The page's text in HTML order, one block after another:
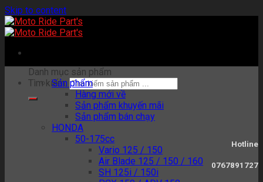
Skip to content
Tìm kiếm:
Hotline
0767891727
Danh mục sản phẩm
Sản phẩm
Hàng mới về
Sản phẩm khuyến mãi
Sản phẩm bán chạy
HONDA
50-175cc
Vario 125 / 150
Air Blade 125 / 150 / 160
SH 125i / 150i